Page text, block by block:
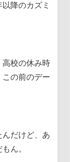
降のカズミ
高校の休み時
の前のデー
んだけど、あ
ん。